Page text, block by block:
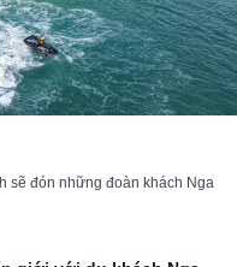
sẽ đón những đoàn khách Nga